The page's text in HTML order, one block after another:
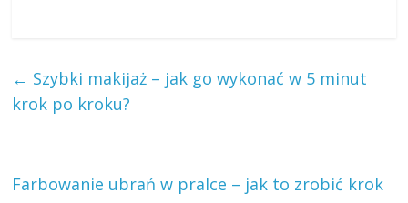
← Szybki makijaż – jak go wykonać w 5 minut
krok po kroku?
Farbowanie ubrań w pralce – jak to zrobić krok